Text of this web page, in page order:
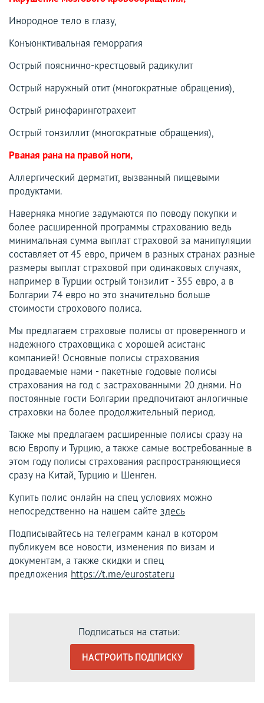
Инородное тело в глазу,
Конъюнктивальная геморрагия
Острый пояснично-крестцовый радикулит
Острый наружный отит (многократные обращения),
Острый ринофаринготрахеит
Острый тонзиллит (многократные обращения),
Рваная рана на правой ноги,
Аллергический дерматит, вызванный пищевыми
продуктами.
Наверняка многие задумаются по поводу покупки и
более расширенной программы страхованию ведь
минимальная сумма выплат страховой за манипуляции
составляет от 45 евро, причем в разных странах разные
размеры выплат страховой при одинаковых случаях,
например в Турции острый тонзилит - 355 евро, а в
Болгарии 74 евро но это значительно больше
стоимости строхового полиса.
Мы предлагаем страховые полисы от проверенного и
надежного страховщика с хорошей асистанс
компанией! Основные полисы страхования
продаваемые нами - пакетные годовые полисы
страхования на год с застрахованными 20 днями. Но
постоянные гости Болгарии предпочитают анлогичные
страховки на более продолжительный период.
Также мы предлагаем расширенные полисы сразу на
всю Европу и Турцию, а также самые востребованные в
этом году полисы страхования распространяющиеся
сразу на Китай, Турцию и Шенген.
Купить полис онлайн на спец условиях можно
непосредственно на нашем сайте здесь
Подписывайтесь на телеграмм канал в котором
публикуем все новости, изменения по визам и
документам, а также скидки и спец
предложения https://t.me/eurostateru
Подписаться на статьи:
НАСТРОИТЬ ПОДПИСКУ